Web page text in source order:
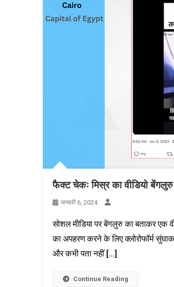
फैक्ट चेकः मिस्र का वीडियो बेंगलुरु
जनवरी 6, 2024
सोशल मीडिया पर बेंगलुरु का बताकर एक
का अपहरण करने के लिए क्लोरोफॉर्म
और कभी पता नहीं […]
Continue Reading